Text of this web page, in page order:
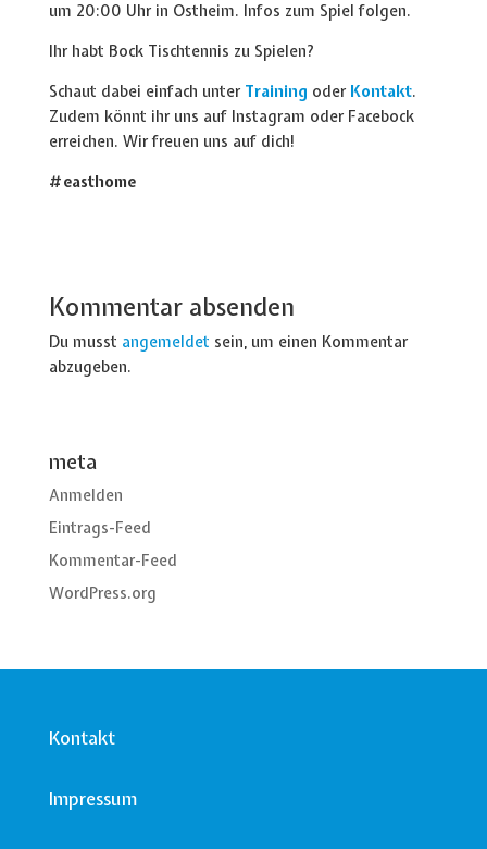
um 20:00 Uhr in Ostheim. Infos zum Spiel folgen.
Ihr habt Bock Tischtennis zu Spielen?
Schaut dabei einfach unter Training oder Kontakt.
Zudem könnt ihr uns auf Instagram oder Facebock
erreichen. Wir freuen uns auf dich!
#easthome
Kommentar absenden
Du musst angemeldet sein, um einen Kommentar
abzugeben.
meta
Anmelden
Eintrags-Feed
Kommentar-Feed
WordPress.org
Kontakt
Impressum